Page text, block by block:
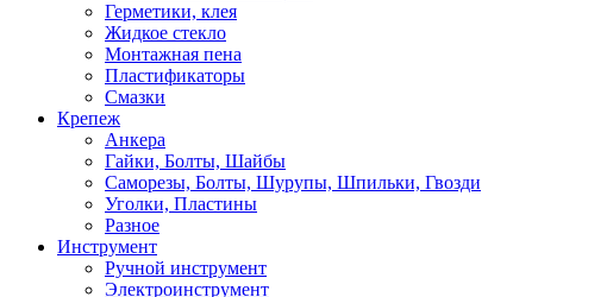
Герметики, клея
Жидкое стекло
Монтажная пена
Пластификаторы
Смазки
Крепеж
Анкера
Гайки, Болты, Шайбы
Саморезы, Болты, Шурупы, Шпильки, Гвозди
Уголки, Пластины
Разное
Инструмент
Ручной инструмент
Электроинструмент